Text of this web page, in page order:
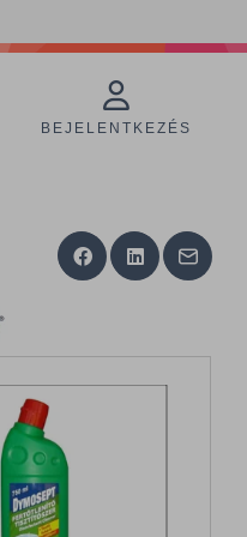
BEJELENTKEZÉS